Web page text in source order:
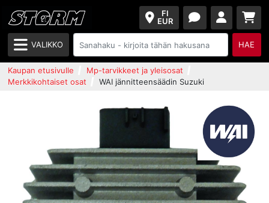
FI
EUR
VALIKKO HAE
Kaupan etusivulle
Mp-tarvikkeet ja yleisosat
Merkkikohtaiset osat
WAI jännitteensäädin Suzuki